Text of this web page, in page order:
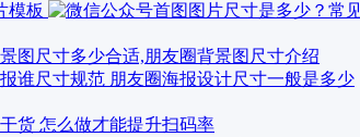
图尺寸多少合适,朋友圈背景图尺寸介绍
谁尺寸规范 朋友圈海报设计尺寸一般是多少
货 怎么做才能提升扫码率